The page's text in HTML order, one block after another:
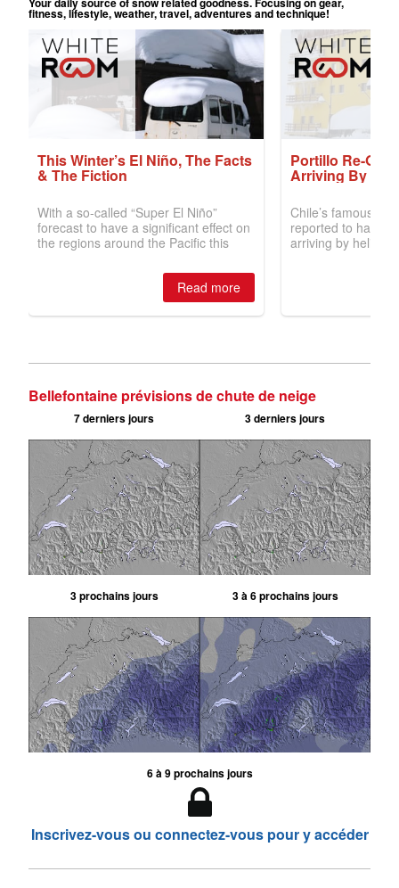
Bellefontaine prévisions de chute de neige
7 derniers jours 3 derniers jours
3 prochains jours 3 à 6 prochains jours
6 à 9 prochains jours
Inscrivez-vous ou connectez-vous pour y accéder